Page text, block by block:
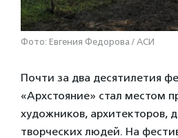
Фото: Евгения Федорова / АСИ
Почти за два десятилетия
«Архстояние» стал местом
художников, архитекторов,
творческих людей. На